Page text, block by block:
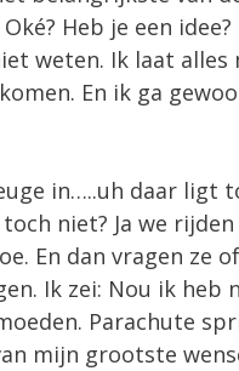
Heb je een
weten. Ik laat alles
En ik ga
in…..uh daar ligt
niet? Ja we
En dan vragen ze
Ik zei: Nou ik heb
Parachute
mijn grootste